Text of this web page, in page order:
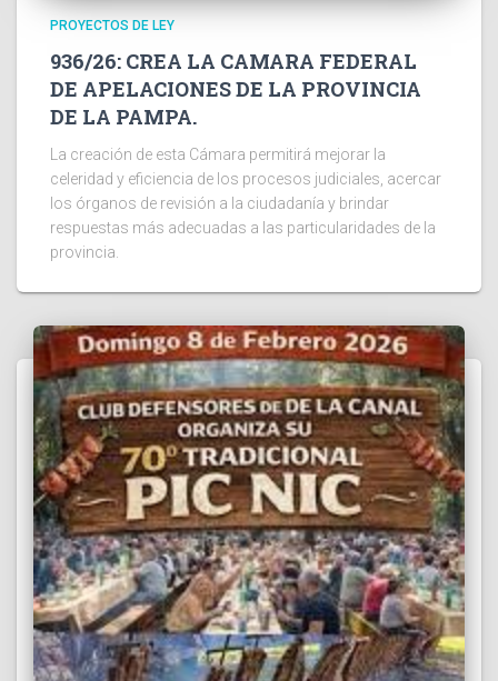
PROYECTOS DE LEY
936/26: CREA LA CAMARA FEDERAL
DE APELACIONES DE LA PROVINCIA
DE LA PAMPA.
La creación de esta Cámara permitirá mejorar la
celeridad y eficiencia de los procesos judiciales, acercar
los órganos de revisión a la ciudadanía y brindar
respuestas más adecuadas a las particularidades de la
provincia.